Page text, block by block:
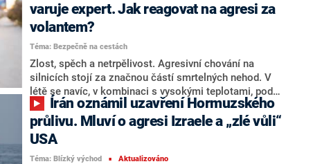
varuje expert. Jak reagovat na agresi za
volantem?
Téma: Bezpečně na cestách
Zlost, spěch a netrpělivost. Agresivní chování na
silnicích stojí za značnou částí smrtelných nehod. V
létě se navíc, v kombinaci s vysokými teplotami, podle
dopravního experta Igora Siroty naše sklony k
agresivitě ještě zvyšují. Jak se zachovat, když se na
silnici potkáme s nevyzpytatelným řidičem?
průlivu. Mluví o agresi Izraele a „zlé vůli“
USA
Téma: Blízký východ ■ Aktualizováno